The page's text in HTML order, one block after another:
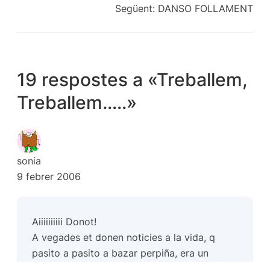
Següent: DANSO FOLLAMENT
19 respostes a «Treballem,
Treballem…..»
sonia
9 febrer 2006
Aiiiiiiiiii Donot!
A vegades et donen noticies a la vida, q
pasito a pasito a bazar perpiña, era un